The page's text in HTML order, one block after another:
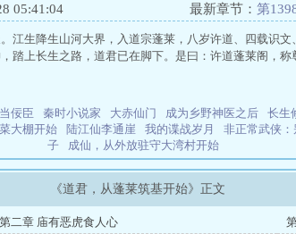
05:41:04
最新章节： 第
江生降生山河大界，入道宗蓬莱，八岁许道、四载识
踏上长生之路，道君已在脚下。是曰：许道蓬莱阁，称
佞臣 秦时小说家 大赤仙门 成为乡野神医之后 长生
大棚开始 陆江仙李通崖 我的谍战岁月 非正常武侠
子
成仙，从外放驻守大湾村开始
《道君，从蓬莱筑基开始》正文
第二章 庙有恶虎食人心